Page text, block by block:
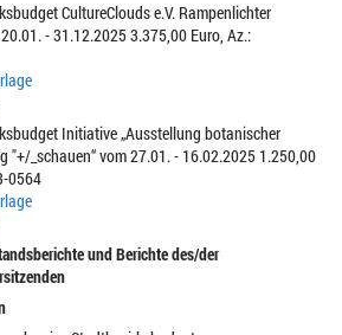
CultureClouds e.V. Rampenlichter
- 31.12.2025 3.375,00 Euro, Az.:
Initiative „Ausstellung botanischer
"+/_schauen“ vom 27.01. - 16.02.2025 1.250,00
0564
und Berichte des/der